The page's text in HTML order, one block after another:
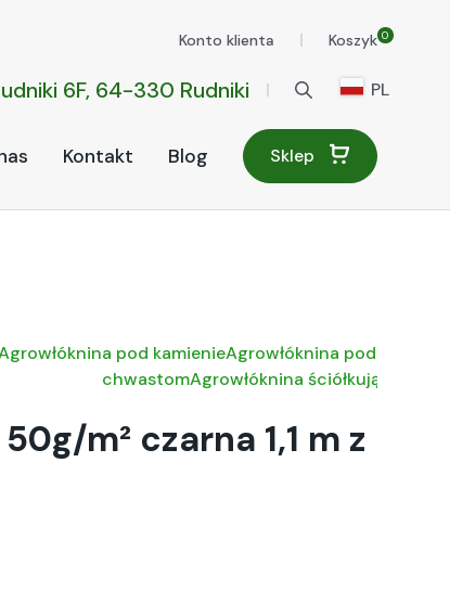
Konto klienta Koszyk 0
6F, 64-330 Rudniki PL
Kontakt Blog Sklep
pod kamienieAgrowłóknina pod rośliny
chwastomAgrowłóknina ściółkująca
m² czarna 1,1 m z